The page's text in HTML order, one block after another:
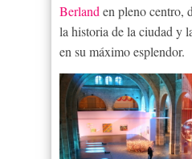
Berland en pleno centro,
la historia de la ciudad y
en su máximo esplendor.